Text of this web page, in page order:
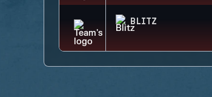
BLITZ